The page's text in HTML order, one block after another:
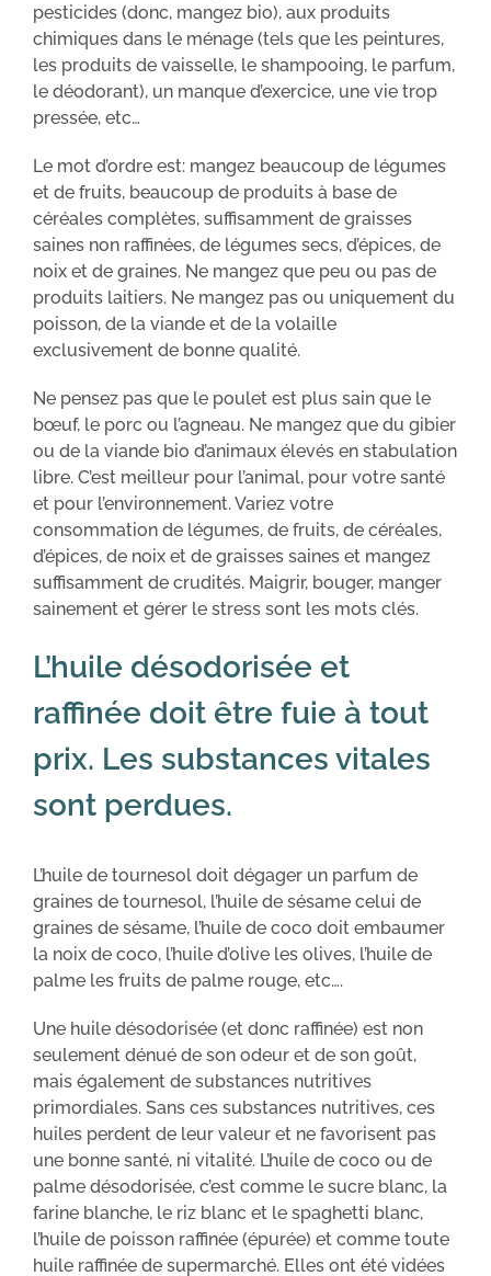
pesticides (donc, mangez bio), aux produits
chimiques dans le ménage (tels que les peintures,
les produits de vaisselle, le shampooing, le parfum,
le déodorant), un manque d’exercice, une vie trop
pressée, etc…
Le mot d’ordre est: mangez beaucoup de légumes
et de fruits, beaucoup de produits à base de
céréales complètes, suffisamment de graisses
saines non raffinées, de légumes secs, d’épices, de
noix et de graines. Ne mangez que peu ou pas de
produits laitiers. Ne mangez pas ou uniquement du
poisson, de la viande et de la volaille
exclusivement de bonne qualité.
Ne pensez pas que le poulet est plus sain que le
bœuf, le porc ou l’agneau. Ne mangez que du gibier
ou de la viande bio d’animaux élevés en stabulation
libre. C’est meilleur pour l’animal, pour votre santé
et pour l’environnement. Variez votre
consommation de légumes, de fruits, de céréales,
d’épices, de noix et de graisses saines et mangez
suffisamment de crudités. Maigrir, bouger, manger
sainement et gérer le stress sont les mots clés.
L’huile désodorisée et
raffinée doit être fuie à tout
prix. Les substances vitales
sont perdues.
L’huile de tournesol doit dégager un parfum de
graines de tournesol, l’huile de sésame celui de
graines de sésame, l’huile de coco doit embaumer
la noix de coco, l’huile d’olive les olives, l’huile de
palme les fruits de palme rouge, etc….
Une huile désodorisée (et donc raffinée) est non
seulement dénué de son odeur et de son goût,
mais également de substances nutritives
primordiales. Sans ces substances nutritives, ces
huiles perdent de leur valeur et ne favorisent pas
une bonne santé, ni vitalité. L’huile de coco ou de
palme désodorisée, c’est comme le sucre blanc, la
farine blanche, le riz blanc et le spaghetti blanc,
l’huile de poisson raffinée (épurée) et comme toute
huile raffinée de supermarché. Elles ont été vidées